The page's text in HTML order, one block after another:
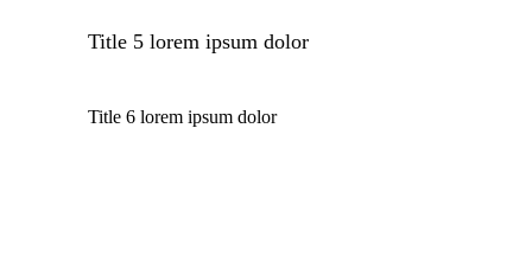
Title 5 lorem ipsum dolor
Title 6 lorem ipsum dolor